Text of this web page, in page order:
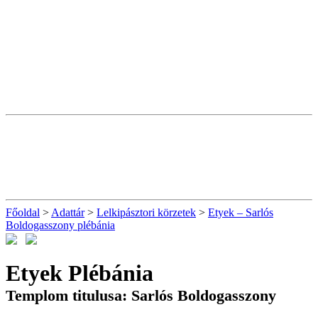
Főoldal > Adattár> Lelkipásztori körzetek > Etyek – Sarlós
Boldogasszony plébánia
Etyek Plébánia
Templom titulusa: Sarlós Boldogasszony